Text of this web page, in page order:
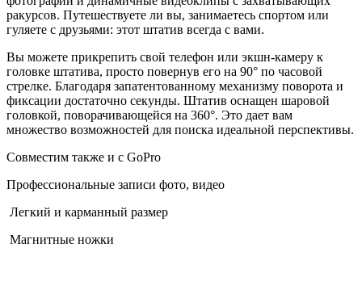
ракурсов. Путешествуете ли вы, занимаетесь спортом или
гуляете с друзьями: этот штатив всегда с вами.
Вы можете прикрепить свой телефон или экшн-камеру к
головке штатива, просто повернув его на 90° по часовой
стрелке. Благодаря запатентованному механизму поворота и
фиксации достаточно секунды. Штатив оснащен шаровой
головкой, поворачивающейся на 360°. Это дает вам
множество возможностей для поиска идеальной перспективы.
Совместим также и с GoPro
Профессиональные записи фото, видео
Легкий и карманный размер
Магнитные ножки